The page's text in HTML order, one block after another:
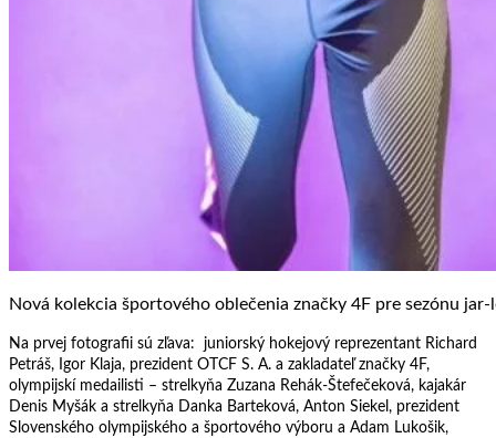
Nová kolekcia športového oblečenia značky 4F pre sezónu
Na prvej fotografii sú zľava: juniorský hokejový reprezentant Richard
Petráš, Igor Klaja, prezident OTCF S. A. a zakladateľ značky 4F,
olympijskí medailisti – strelkyňa Zuzana Rehák-Štefečeková, kajakár
Denis Myšák a strelkyňa Danka Barteková, Anton Siekel, prezident
Slovenského olympijského a športového výboru a Adam Lukošik,